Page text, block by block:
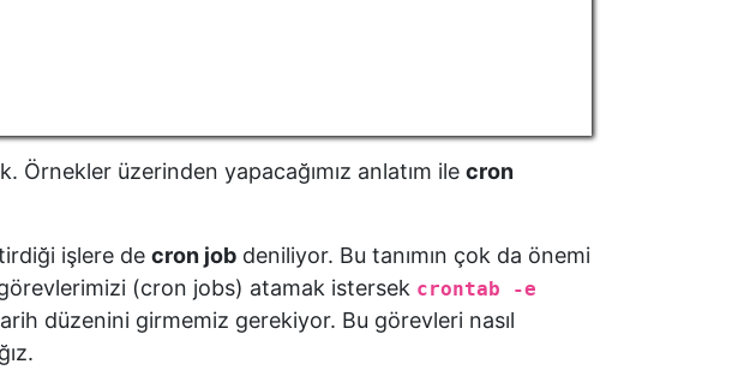
Örnekler üzerinden yapacağımız anlatım ile cron
işlere de cron job deniliyor. Bu tanımın çok da önemi
(cron jobs) atamak istersek crontab -e
düzenini girmemiz gerekiyor. Bu görevleri nasıl